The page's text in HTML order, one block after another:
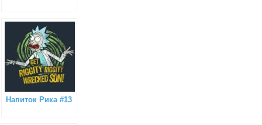
Напиток Рика #13